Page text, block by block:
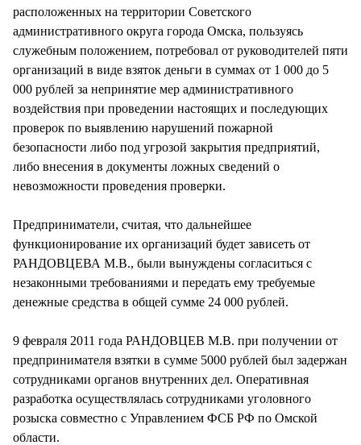
расположенных на территории Советского
административного округа города Омска, пользуясь
служебным положением, потребовал от руководителей пяти
организаций в виде взяток деньги в суммах от 1 000 до 5
000 рублей за непринятие мер административного
воздействия при проведении настоящих и последующих
проверок по выявлению нарушений пожарной
безопасности либо под угрозой закрытия предприятий,
либо внесения в документы ложных сведений о
невозможности проведения проверки.
Предприниматели, считая, что дальнейшее
функционирование их организаций будет зависеть от
РАНДОВЦЕВА М.В., были вынуждены согласиться с
незаконными требованиями и передать ему требуемые
денежные средства в общей сумме 24 000 рублей.
9 февраля 2011 года РАНДОВЦЕВ М.В. при получении от
предпринимателя взятки в сумме 5000 рублей был задержан
сотрудниками органов внутренних дел. Оперативная
разработка осуществлялась сотрудниками уголовного
розыска совместно с Управлением ФСБ РФ по Омской
области.